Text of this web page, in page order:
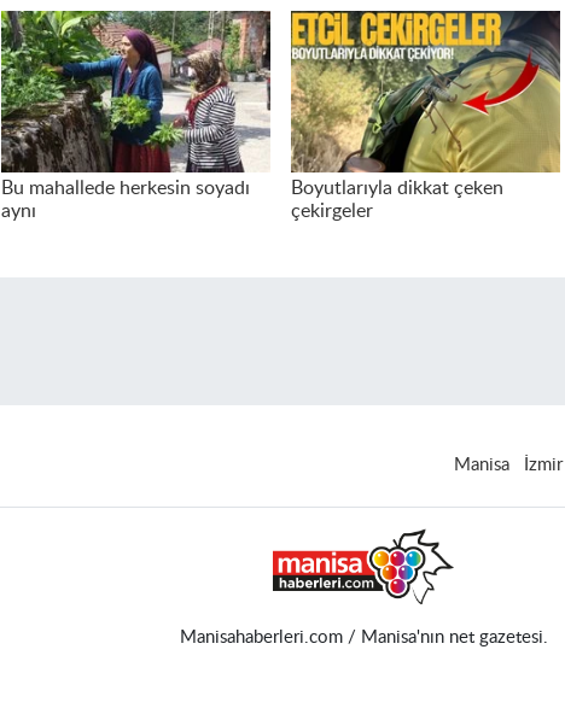
Bu mahallede herkesin soyadı
aynı
Boyutlarıyla dikkat çeken
çekirgeler
Manisa İzmir
Manisahaberleri.com / Manisa'nın net gazetesi.